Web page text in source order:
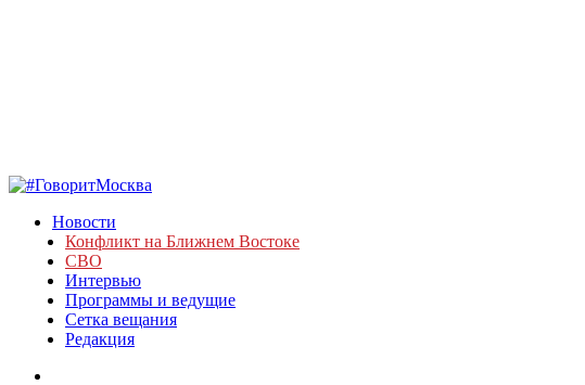
Новости
Конфликт на Ближнем Востоке
СВО
Интервью
Программы и ведущие
Сетка вещания
Редакция